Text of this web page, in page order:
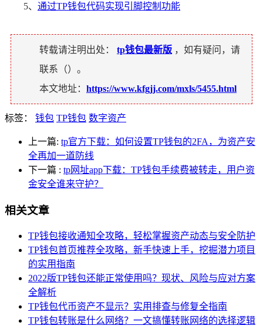
5、 通过TP钱包代码实现引脚控制功能
转载请注明出处： tp钱包最新版 ，如有疑问，请
联系（）。
本文地址： https://www.kfgjj.com/mxls/5455.html
标签： 钱包 TP钱包 数字资产
上一篇: tp官方下载：如何设置TP钱包的2FA，为资产安
全再加一道防线
下一篇 : tp网址app下载：TP钱包手续费被转走，用户资
金安全谁来守护？
相关文章
TP钱包接收通知全攻略，轻松掌握资产动态与安全防护
TP钱包首页推荐全攻略，新手快速上手，挖掘潜力项目
的实用指南
2022版TP钱包还能正常使用吗？现状、风险与应对方案
全解析
TP钱包代币资产不显示？实用排查与修复全指南
TP钱包转账是什么网络？一文搞懂转账网络的选择逻辑